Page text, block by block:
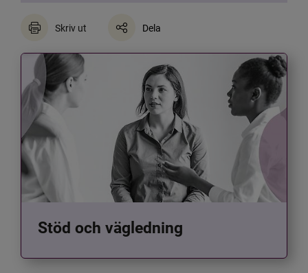
Skriv ut Dela
Stöd och vägledning